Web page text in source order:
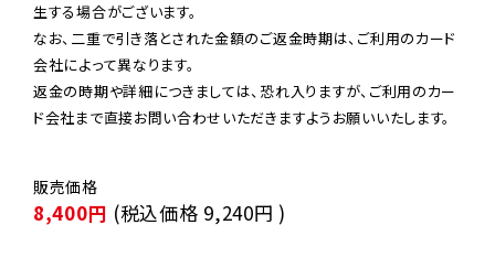
生する場合がございます。
なお、二重で引き落とされた金額のご返金時期は、ご利用のカード
会社によって異なります。
返金の時期や詳細につきましては、恐れ入りますが、ご利用のカー
ド会社まで直接お問い合わせいただきますようお願いいたします。
8,400円 (税込価格 9,240円 )